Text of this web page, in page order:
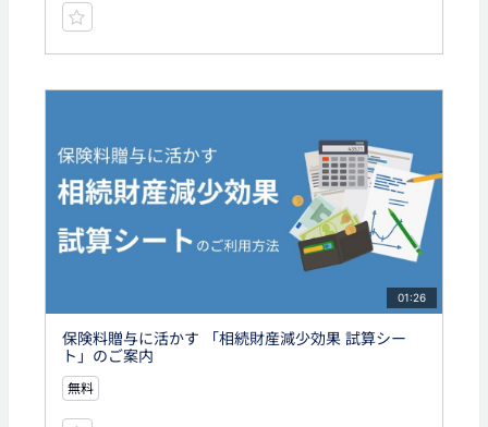
01:26
保険料贈与に活かす 「相続財産減少効果 試算シー
ト」のご案内
無料